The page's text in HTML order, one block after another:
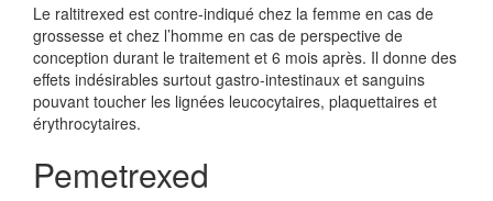
Le raltitrexed est contre-indiqué chez la femme en cas de
grossesse et chez l’homme en cas de perspective de
conception durant le traitement et 6 mois après. Il donne des
effets indésirables surtout gastro-intestinaux et sanguins
pouvant toucher les lignées leucocytaires, plaquettaires et
érythrocytaires.
Pemetrexed